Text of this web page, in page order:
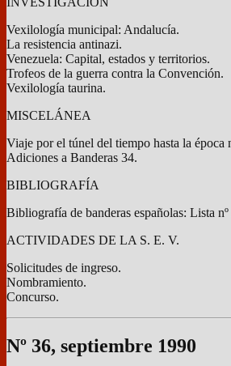
Vexilología municipal: Andalucía.
La resistencia antinazi.
Venezuela: Capital, estados y territorios.
Trofeos de la guerra contra la Convención.
Vexilología taurina.
MISCELÁNEA
Viaje por el túnel del tiempo hasta la época
Adiciones a Banderas 34.
BIBLIOGRAFÍA
Bibliografía de banderas españolas: Lista nº
ACTIVIDADES DE LA S. E. V.
Solicitudes de ingreso.
Nombramiento.
Concurso.
Nº 36, septiembre 1990